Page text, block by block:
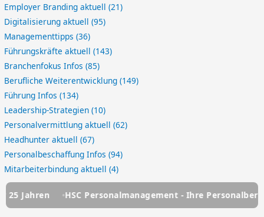
Employer Branding aktuell(21)
Digitalisierung aktuell(95)
Managementtipps(36)
Führungskräfte aktuell(143)
Branchenfokus Infos(85)
Berufliche Weiterentwicklung(149)
Führung Infos(134)
Leadership-Strategien(10)
Personalvermittlung aktuell(62)
Headhunter aktuell(67)
Personalbeschaffung Infos(94)
Mitarbeiterbindung aktuell(4)
Jahren HSC Personalmanagement - Ihre